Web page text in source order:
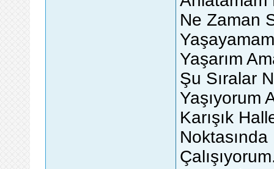
Ne Zaman
Yaşarım
Şu Sıralar
Yaşıyorum
Karışık